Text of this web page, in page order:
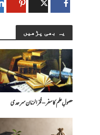
یہ بھی پڑھیں
حصولِ علم کا سفر – فخرالزمان سرحدی